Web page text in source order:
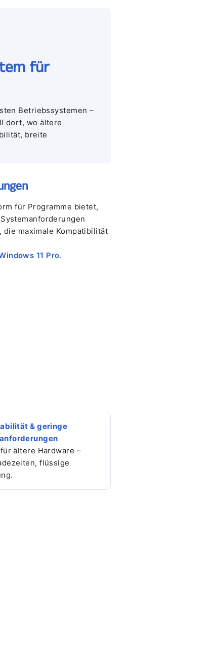
für
Betriebssystemen –
dort, wo ältere
breite
für Programme bietet,
maximale Kompatibilität
11 Pro.
& geringe
ältere Hardware –
flüssige